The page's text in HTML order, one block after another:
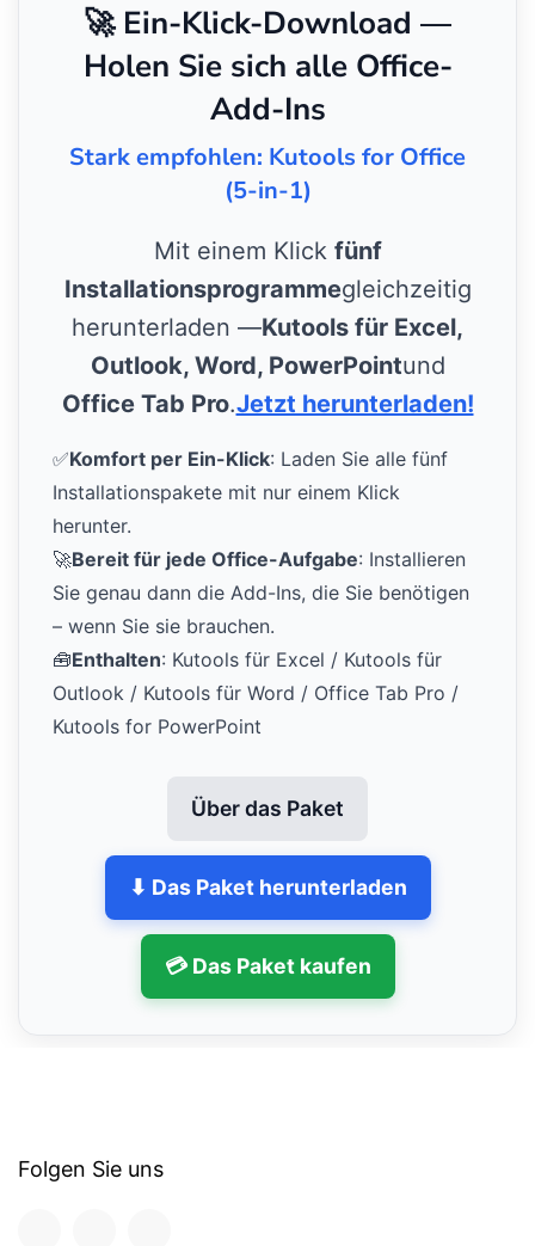
🚀 Ein-Klick-Download —
Holen Sie sich alle Office-
Add-Ins
Stark empfohlen: Kutools for Office
(5-in-1)
Mit einem Klick fünf
Installationsprogrammegleichzeitig
herunterladen —Kutools für Excel,
Outlook, Word, PowerPointund
Office Tab Pro.Jetzt herunterladen!
✅Komfort per Ein-Klick: Laden Sie alle fünf
Installationspakete mit nur einem Klick
herunter.
🚀Bereit für jede Office-Aufgabe: Installieren
Sie genau dann die Add-Ins, die Sie benötigen
– wenn Sie sie brauchen.
🧰Enthalten: Kutools für Excel / Kutools für
Outlook / Kutools für Word / Office Tab Pro /
Kutools for PowerPoint
Über das Paket
⬇ Das Paket herunterladen
💳 Das Paket kaufen
Folgen Sie uns